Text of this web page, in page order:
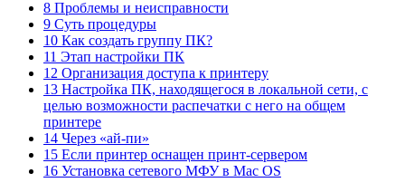
8 Проблемы и неисправности
9 Суть процедуры
10 Как создать группу ПК?
11 Этап настройки ПК
12 Организация доступа к принтеру
13 Настройка ПК, находящегося в локальной сети, с
целью возможности распечатки с него на общем
принтере
14 Через «ай-пи»
15 Если принтер оснащен принт-сервером
16 Установка сетевого МФУ в Mac OS